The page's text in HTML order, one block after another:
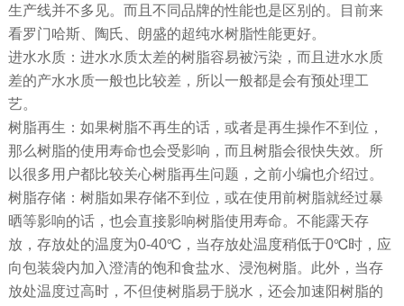
生产线并不多见。而且不同品牌的性能也是区别的。目前来
看罗门哈斯、陶氏、朗盛的超纯水树脂性能更好。
进水水质：进水水质太差的树脂容易被污染，而且进水水质
差的产水水质一般也比较差，所以一般都是会有预处理工
艺。
树脂再生：如果树脂不再生的话，或者是再生操作不到位，
那么树脂的使用寿命也会受影响，而且树脂会很快失效。所
以很多用户都比较关心树脂再生问题，之前小编也介绍过。
树脂存储：树脂如果存储不到位，或在使用前树脂就经过暴
晒等影响的话，也会直接影响树脂使用寿命。不能露天存
放，存放处的温度为0-40℃，当存放处温度稍低于0℃时，应
向包装袋内加入澄清的饱和食盐水、浸泡树脂。此外，当存
放处温度过高时，不但使树脂易于脱水，还会加速阳树脂的